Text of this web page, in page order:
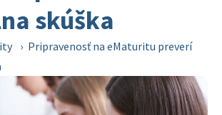
skúška
› Pripravenosť na eMaturitu preverí